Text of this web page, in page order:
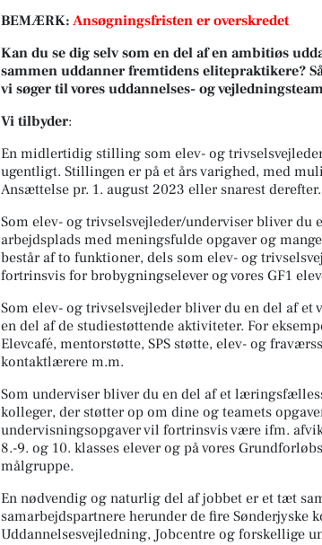
BEMÆRK: Ansøgningsfristen er overskredet
Kan du se dig selv som en del af en ambitiøs
sammen uddanner fremtidens elitepraktikere?
vi søger til vores uddannelses- og
Vi tilbyder:
En midlertidig stilling som elev- og
ugentligt. Stillingen er på et års varighed, med
Ansættelse pr. 1. august 2023 eller snarest derefter.
Som elev- og trivselsvejleder/underviser bliver du
arbejdsplads med meningsfulde opgaver og
består af to funktioner, dels som elev- og
fortrinsvis for brobygningselever og vores GF1
Som elev- og trivselsvejleder bliver du en del af et
en del af de studiestøttende aktiviteter. For
Elevcafé, mentorstøtte, SPS støtte, elev- og
kontaktlærere m.m.
Som underviser bliver du en del af et
kolleger, der støtter op om dine og teamets
undervisningsopgaver vil fortrinsvis være ifm.
8.-9. og 10. klasses elever og på vores
målgruppe.
En nødvendig og naturlig del af jobbet er et tæt
samarbejdspartnere herunder de fire Sønderjyske
Uddannelsesvejledning, Jobcentre og forskellige